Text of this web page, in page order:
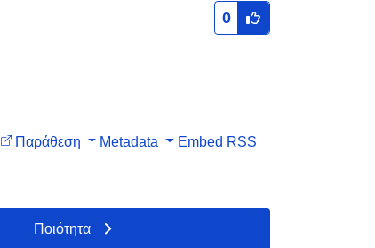
0
Παράθεση Metadata Embed RSS
Ποιότητα